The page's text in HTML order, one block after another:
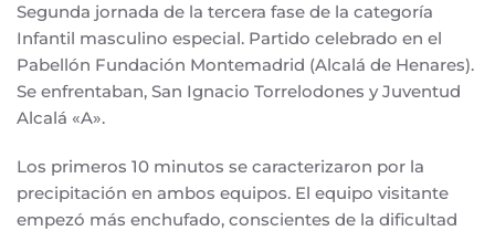
Segunda jornada de la tercera fase de la categoría
Infantil masculino especial. Partido celebrado en el
Pabellón Fundación Montemadrid (Alcalá de Henares).
Se enfrentaban, San Ignacio Torrelodones y Juventud
Alcalá «A».
Los primeros 10 minutos se caracterizaron por la
precipitación en ambos equipos. El equipo visitante
empezó más enchufado, conscientes de la dificultad